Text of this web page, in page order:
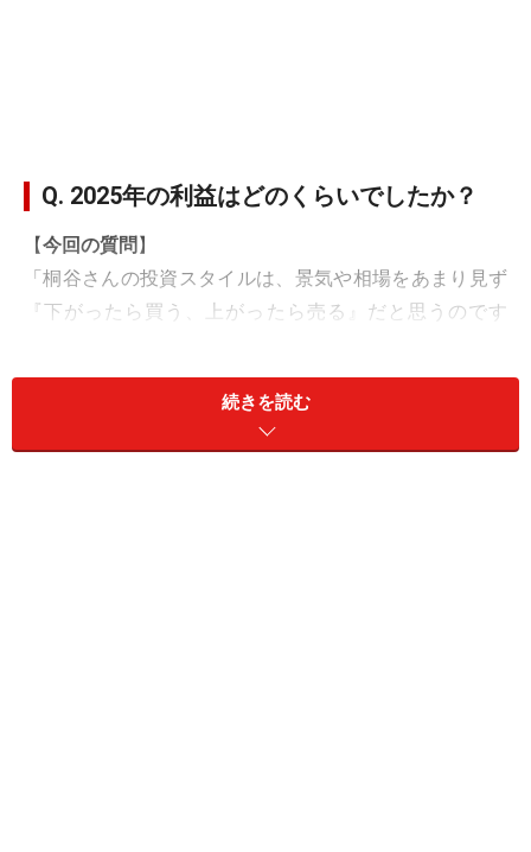
Q. 2025年の利益はどのくらいでしたか？
【今回の質問】
「桐谷さんの投資スタイルは、景気や相場をあまり見ず
『下がったら買う、上がったら売る』だと思うのです
か？」（せいなさん・30代女性）
A. 利益は毎年1000万円ほどです
続きを読む